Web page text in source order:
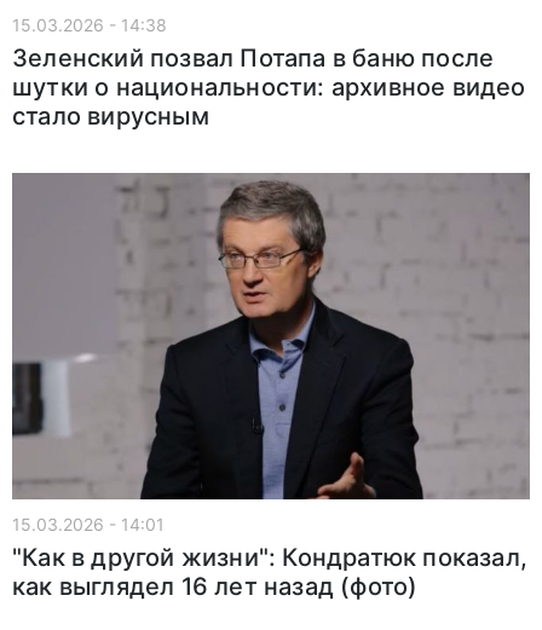
15.03.2026 - 14:38
Зеленский позвал Потапа в баню после
шутки о национальности: архивное видео
стало вирусным
15.03.2026 - 14:01
"Как в другой жизни": Кондратюк показал,
как выглядел 16 лет назад (фото)